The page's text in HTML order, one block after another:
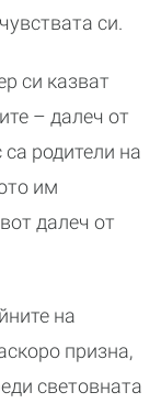
си.
си казват
– далеч от
родители на
им
далеч от
на
призна,
световната